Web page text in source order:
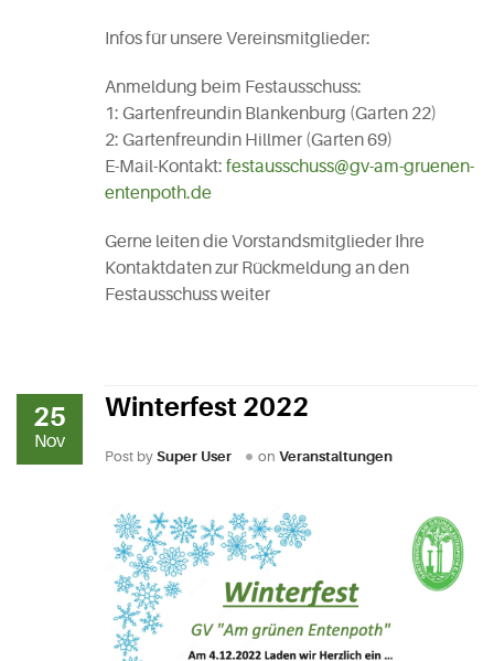
Infos für unsere Vereinsmitglieder:
Anmeldung beim Festausschuss:
1: Gartenfreundin Blankenburg (Garten 22)
2: Gartenfreundin Hillmer (Garten 69)
E-Mail-Kontakt: festausschuss@gv-am-gruenen-
entenpoth.de
Gerne leiten die Vorstandsmitglieder Ihre
Kontaktdaten zur Rückmeldung an den
Festausschuss weiter
25
Nov
Winterfest 2022
Post by Super User on Veranstaltungen